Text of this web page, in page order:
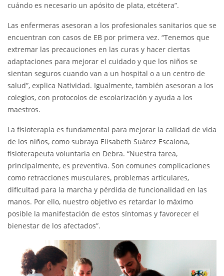
cuándo es necesario un apósito de plata, etcétera”.
Las enfermeras asesoran a los profesionales sanitarios que se
encuentran con casos de EB por primera vez. “Tenemos que
extremar las precauciones en las curas y hacer ciertas
adaptaciones para mejorar el cuidado y que los niños se
sientan seguros cuando van a un hospital o a un centro de
salud”, explica Natividad. Igualmente, también asesoran a los
colegios, con protocolos de escolarización y ayuda a los
maestros.
La fisioterapia es fundamental para mejorar la calidad de vida
de los niños, como subraya Elisabeth Suárez Escalona,
fisioterapeuta voluntaria en Debra. “Nuestra tarea,
principalmente, es preventiva. Son comunes complicaciones
como retracciones musculares, problemas articulares,
dificultad para la marcha y pérdida de funcionalidad en las
manos. Por ello, nuestro objetivo es retardar lo máximo
posible la manifestación de estos síntomas y favorecer el
bienestar de los afectados”.